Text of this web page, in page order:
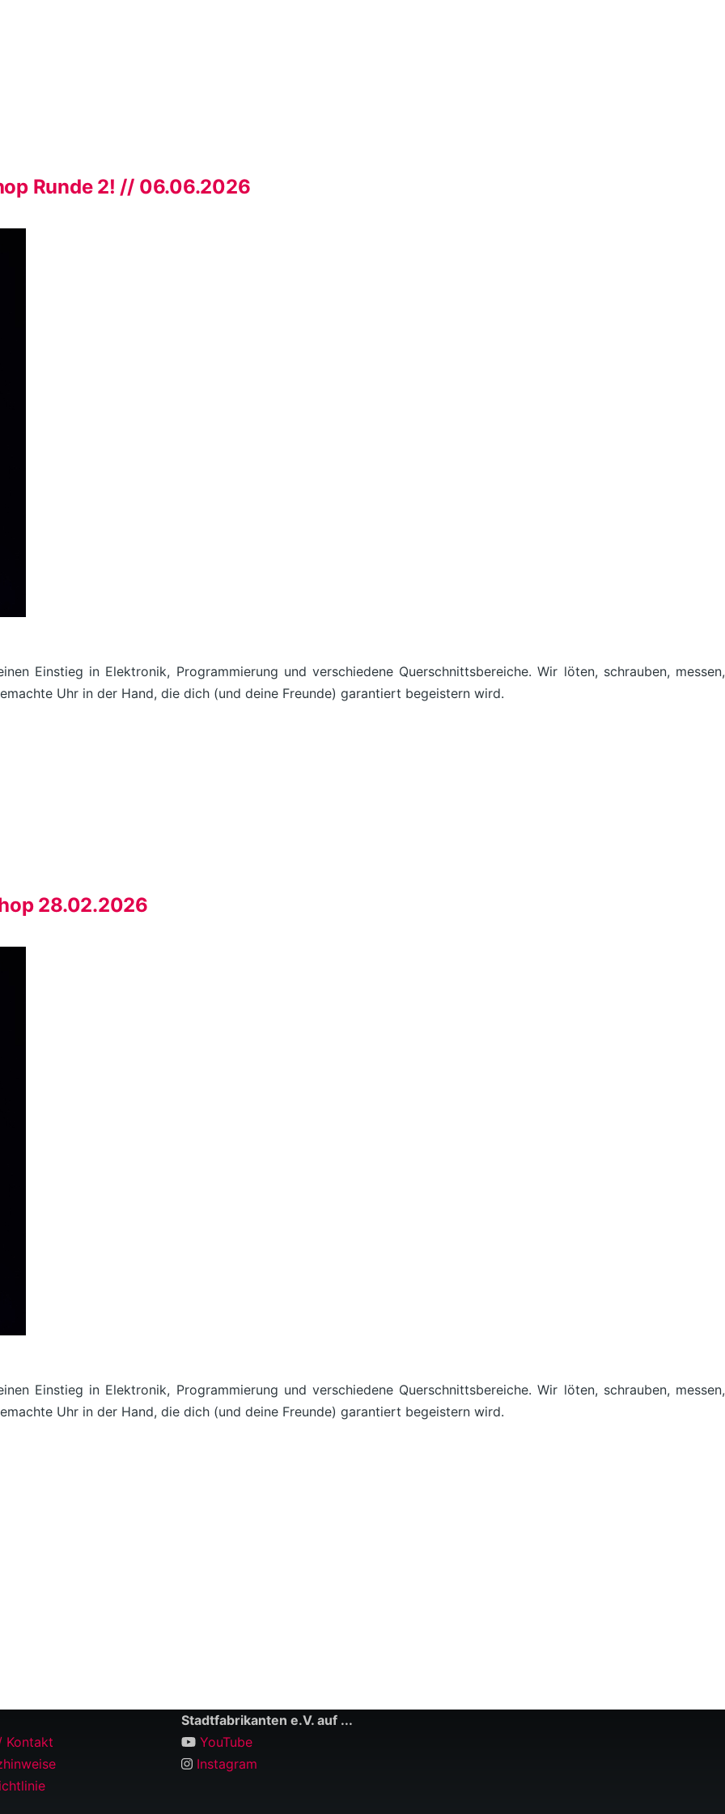
Runde 2! // 06.06.2026
Einstieg in Elektronik, Programmierung und verschiedene Querschnittsbereiche. Wir löten, schrauben, messen,
Uhr in der Hand, die dich (und deine Freunde) garantiert begeistern wird.
28.02.2026
Einstieg in Elektronik, Programmierung und verschiedene Querschnittsbereiche. Wir löten, schrauben, messen,
Uhr in der Hand, die dich (und deine Freunde) garantiert begeistern wird.
Kontakt
Stadtfabrikanten e.V. auf ...
YouTube
Instagram